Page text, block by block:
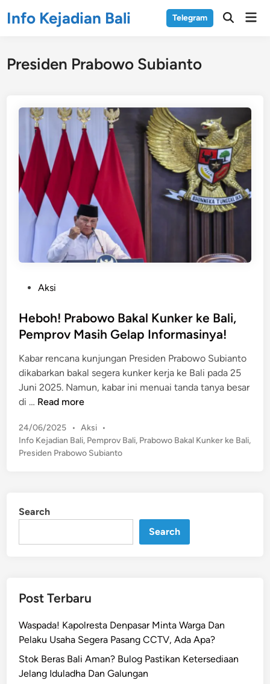
toInfo Kejadian Bali Telegram
Open
Presiden Prabowo Subianto
s
t
d
i
n
Aksi
Heboh! Prabowo Bakal Kunker ke Bali,
Pemprov Masih Gelap Informasinya!
Kabar rencana kunjungan Presiden Prabowo Subianto
dikabarkan bakal segera kunker kerja ke Bali pada 25
Juni 2025. Namun, kabar ini menuai tanda tanya besar
di … H
b
o
h
a
o
a
a
K
u
Read more
24/06/2025 • P
o
s
Aksi •
Info Kejadian Bali, Pemprov Bali, Prabowo Bakal Kunker ke Bali,
Presiden Prabowo Subianto
Search
Search
Post Terbaru
Waspada! Kapolresta Denpasar Minta Warga Dan
Pelaku Usaha Segera Pasang CCTV, Ada Apa?
Stok Beras Bali Aman? Bulog Pastikan Ketersediaan
Jelang Iduladha Dan Galungan